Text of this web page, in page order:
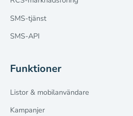
SMS-tjänst
SMS-API
Funktioner
Listor & mobilanvändare
Kampanjer